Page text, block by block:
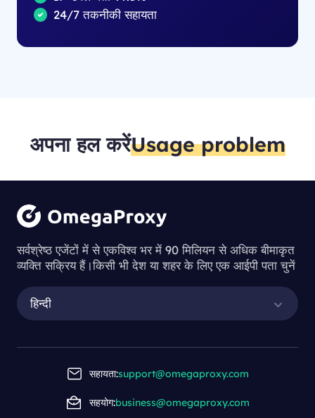
24/7 तकनीकी सहायता
अपना हल करेंUsage problem
सर्वश्रेष्ठ एजेंटों में से एकविश्व भर में 90 मिलियन से अधिक बीमाकृत
व्यक्ति सक्रिय हैं।किसी भी देश या शहर के लिए एक आईपी पता चुनें
हिन्दी
सहायता:support@omegaproxy.com
सहयोग:business@omegaproxy.com